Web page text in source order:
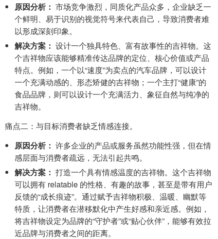
原因分析： 市场竞争激烈，同质化产品众多，企业缺乏一
个鲜明、易于识别的视觉符号来代表自己，导致消费者难
以形成深刻印象。
解决方案： 设计一个独具特色、富有故事性的吉祥物。这
个吉祥物应该能够精准传达品牌的定位、核心价值或产品
特点。例如，一个以“速度”为卖点的汽车品牌，可以设计
一个充满动感的、形态矫健的吉祥物；一个主打“健康”的
食品品牌，则可以设计一个充满活力、象征自然与纯净的
吉祥物。
痛点二：与目标消费者缺乏情感连接。
原因分析： 许多企业的产品或服务虽然功能性强，但在情
感层面与消费者疏远，无法引起共鸣。
解决方案： 打造一个具有情感温度的吉祥物。这个吉祥物
可以拥有 relatable 的性格、有趣的故事，甚至是带有用户
反馈的“成长痕迹”。通过赋予吉祥物积极、温暖、幽默等
特质，让消费者在潜移默化中产生好感和亲近感。例如，
将吉祥物设定为品牌的“守护者”或“贴心伙伴”，能够有效拉
近品牌与消费者之间的距离。